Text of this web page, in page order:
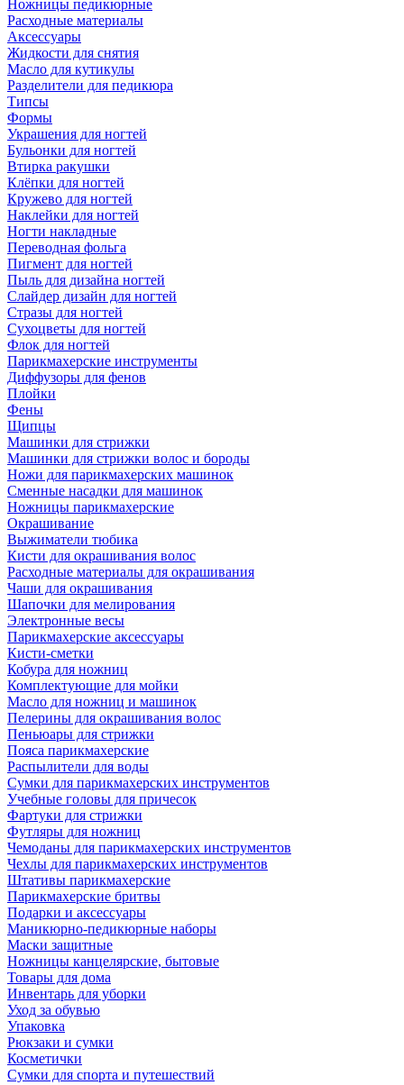
Ножницы педикюрные
Расходные материалы
Аксессуары
Жидкости для снятия
Масло для кутикулы
Разделители для педикюра
Типсы
Формы
Украшения для ногтей
Бульонки для ногтей
Втирка ракушки
Клёпки для ногтей
Кружево для ногтей
Наклейки для ногтей
Ногти накладные
Переводная фольга
Пигмент для ногтей
Пыль для дизайна ногтей
Слайдер дизайн для ногтей
Стразы для ногтей
Сухоцветы для ногтей
Флок для ногтей
Парикмахерские инструменты
Диффузоры для фенов
Плойки
Фены
Щипцы
Машинки для стрижки
Машинки для стрижки волос и бороды
Ножи для парикмахерских машинок
Сменные насадки для машинок
Ножницы парикмахерские
Окрашивание
Выжиматели тюбика
Кисти для окрашивания волос
Расходные материалы для окрашивания
Чаши для окрашивания
Шапочки для мелирования
Электронные весы
Парикмахерские аксессуары
Кисти-сметки
Кобура для ножниц
Комплектующие для мойки
Масло для ножниц и машинок
Пелерины для окрашивания волос
Пеньюары для стрижки
Пояса парикмахерские
Распылители для воды
Сумки для парикмахерских инструментов
Учебные головы для причесок
Фартуки для стрижки
Футляры для ножниц
Чемоданы для парикмахерских инструментов
Чехлы для парикмахерских инструментов
Штативы парикмахерские
Парикмахерские бритвы
Подарки и аксессуары
Маникюрно-педикюрные наборы
Маски защитные
Ножницы канцелярские, бытовые
Товары для дома
Инвентарь для уборки
Уход за обувью
Упаковка
Рюкзаки и сумки
Косметички
Сумки для спорта и путешествий